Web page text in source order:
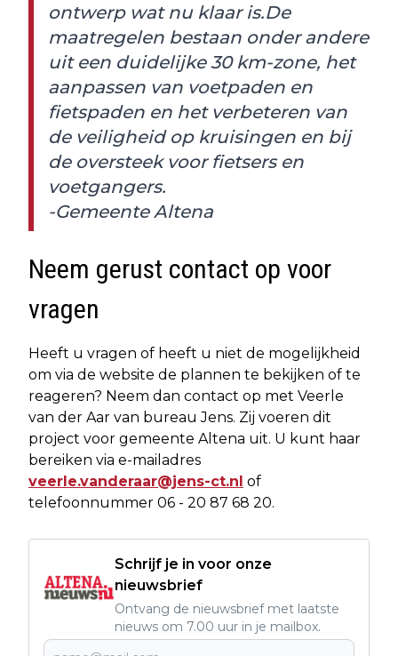
ontwerp wat nu klaar is.De
maatregelen bestaan onder andere
uit een duidelijke 30 km-zone, het
aanpassen van voetpaden en
fietspaden en het verbeteren van
de veiligheid op kruisingen en bij
de oversteek voor fietsers en
voetgangers.
-Gemeente Altena
Neem gerust contact op voor
vragen
Heeft u vragen of heeft u niet de mogelijkheid
om via de website de plannen te bekijken of te
reageren? Neem dan contact op met Veerle
van der Aar van bureau Jens. Zij voeren dit
project voor gemeente Altena uit. U kunt haar
bereiken via e-mailadres
veerle.vanderaar@jens-ct.nl of
telefoonnummer 06 - 20 87 68 20.
Schrijf je in voor onze
nieuwsbrief
Ontvang de nieuwsbrief met laatste
nieuws om 7.00 uur in je mailbox.